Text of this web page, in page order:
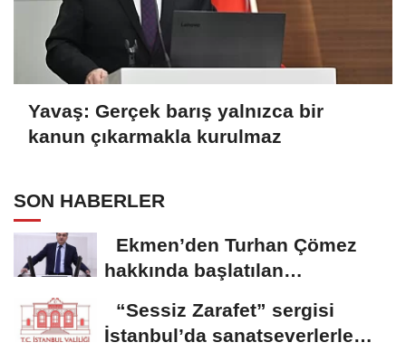
Yavaş: Gerçek barış yalnızca bir
kanun çıkarmakla kurulmaz
SON HABERLER
Ekmen’den Turhan Çömez
hakkında başlatılan
“Sessiz Zarafet” sergisi
İstanbul’da sanatseverlerle